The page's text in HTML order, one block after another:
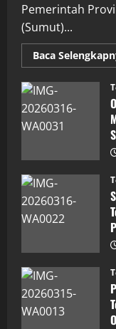
Pemerintah
(Sumut)...
Baca